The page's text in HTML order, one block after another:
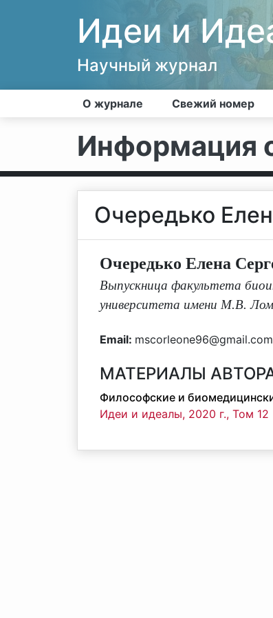
Идеи и
Научный журнал
О журнале Свежий номер
Информация
Очередько
Очередько Елена
Выпускница факультета
университета имени М.В.
Email: mscorleone96@gmail.com
МАТЕРИАЛЫ
Философские и
Идеи и идеалы, 2020 г., Том 12